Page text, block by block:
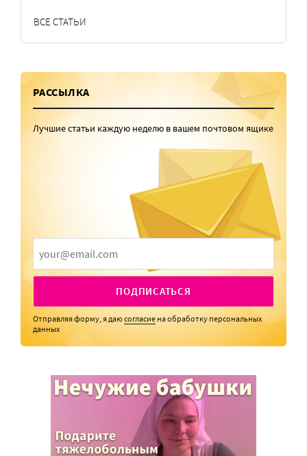
ВСЕ СТАТЬИ
РАССЫЛКА
Лучшие статьи каждую неделю в вашем почтовом ящике
ПОДПИСАТЬСЯ
Отправляя форму, я даюсогласие на обработку персональных
данных